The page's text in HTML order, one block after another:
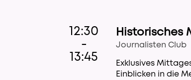
12:30
-
13:45
Historisches
Journalisten Club
Exklusives
Einblicken in die